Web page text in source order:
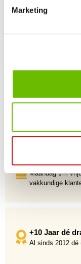
Marketing
Persoonlijke
Maandag t/m
vakkundige
+10 Jaar dé
Al sinds 2012 dé